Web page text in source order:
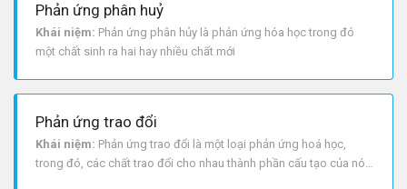
1. Phản ứng nhiệt phân có thể thuộc phản ứng oxi hóa - khử hoặc
không.
2. Phản ứng điện phân nóng chảy không thuộc phản ứng nhiệt
Phản ứng phân huỷ
Khái niệm: Phản ứng phân hủy là phản ứng hóa học trong đó
một chất sinh ra hai hay nhiều chất mới
Phản ứng trao đổi
Khái niệm: Phản ứng trao đổi là một loại phản ứng hoá học,
trong đó, các chất trao đổi cho nhau thành phần cấu tạo của nó